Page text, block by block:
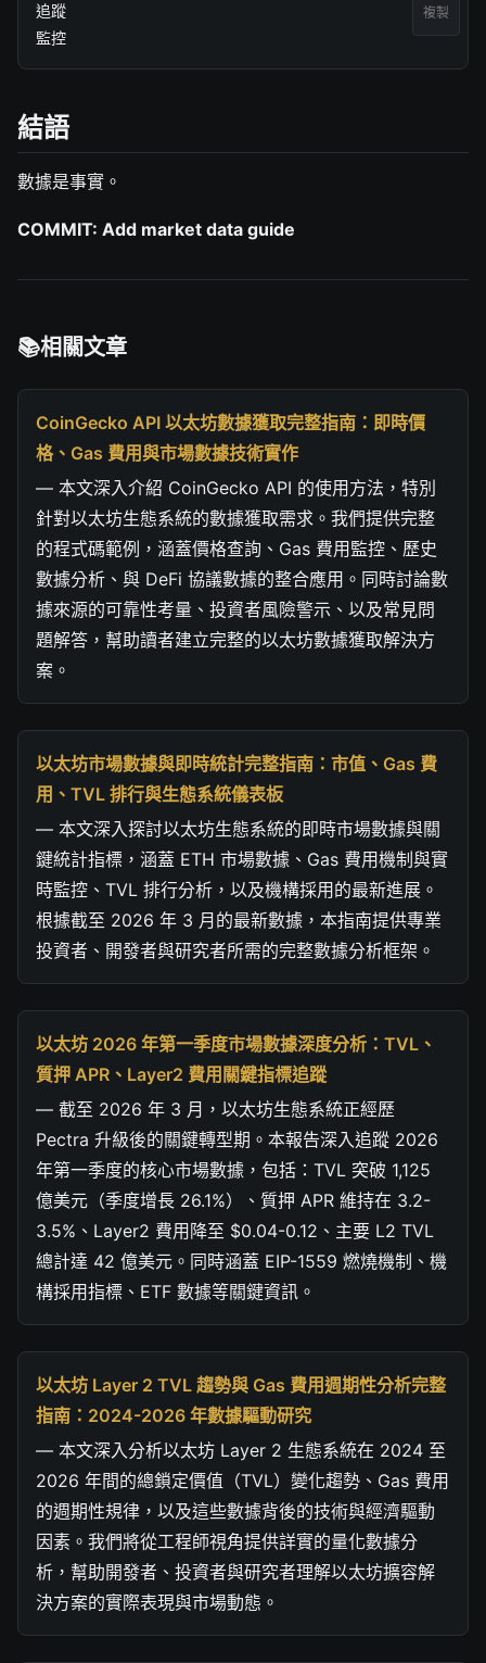
追蹤
監控
複製
結語
數據是事實。
COMMIT: Add market data guide
相關文章
CoinGecko API 以太坊數據獲取完整指南：即時價
格、Gas 費用與市場數據技術實作
— 本文深入介紹 CoinGecko API 的使用方法，特別
針對以太坊生態系統的數據獲取需求。我們提供完整
的程式碼範例，涵蓋價格查詢、Gas 費用監控、歷史
數據分析、與 DeFi 協議數據的整合應用。同時討論數
據來源的可靠性考量、投資者風險警示、以及常見問
題解答，幫助讀者建立完整的以太坊數據獲取解決方
案。
以太坊市場數據與即時統計完整指南：市值、Gas 費
用、TVL 排行與生態系統儀表板
— 本文深入探討以太坊生態系統的即時市場數據與關
鍵統計指標，涵蓋 ETH 市場數據、Gas 費用機制與實
時監控、TVL 排行分析，以及機構採用的最新進展。
根據截至 2026 年 3 月的最新數據，本指南提供專業
投資者、開發者與研究者所需的完整數據分析框架。
以太坊 2026 年第一季度市場數據深度分析：TVL、
質押 APR、Layer2 費用關鍵指標追蹤
— 截至 2026 年 3 月，以太坊生態系統正經歷
Pectra 升級後的關鍵轉型期。本報告深入追蹤 2026
年第一季度的核心市場數據，包括：TVL 突破 1,125
億美元（季度增長 26.1%）、質押 APR 維持在 3.2-
3.5%、Layer2 費用降至 $0.04-0.12、主要 L2 TVL
總計達 42 億美元。同時涵蓋 EIP-1559 燃燒機制、機
構採用指標、ETF 數據等關鍵資訊。
以太坊 Layer 2 TVL 趨勢與 Gas 費用週期性分析完整
指南：2024-2026 年數據驅動研究
— 本文深入分析以太坊 Layer 2 生態系統在 2024 至
2026 年間的總鎖定價值（TVL）變化趨勢、Gas 費用
的週期性規律，以及這些數據背後的技術與經濟驅動
因素。我們將從工程師視角提供詳實的量化數據分
析，幫助開發者、投資者與研究者理解以太坊擴容解
決方案的實際表現與市場動態。